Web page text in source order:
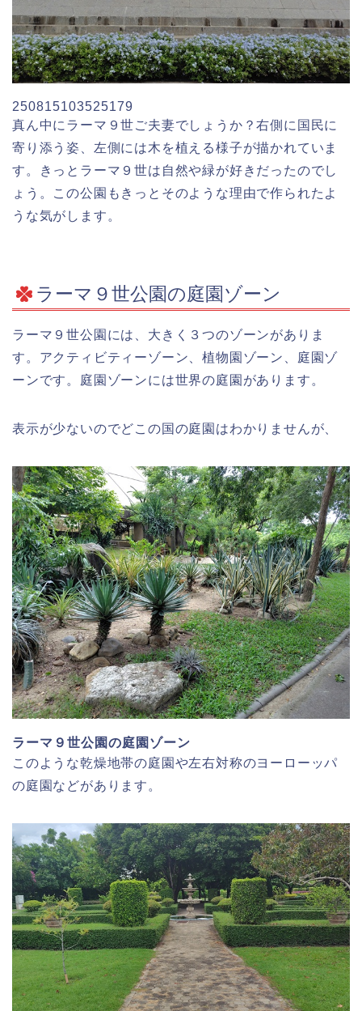
250815103525179
真ん中にラーマ９世ご夫妻でしょうか？右側に国民に
寄り添う姿、左側には木を植える様子が描かれていま
す。きっとラーマ９世は自然や緑が好きだったのでし
ょう。この公園もきっとそのような理由で作られたよ
うな気がします。
ラーマ９世公園の庭園ゾーン
ラーマ９世公園には、大きく３つのゾーンがありま
す。アクティビティーゾーン、植物園ゾーン、庭園ゾ
ーンです。庭園ゾーンには世界の庭園があります。
表示が少ないのでどこの国の庭園はわかりませんが、
ラーマ９世公園の庭園ゾーン
このような乾燥地帯の庭園や左右対称のヨーローッパ
の庭園などがあります。